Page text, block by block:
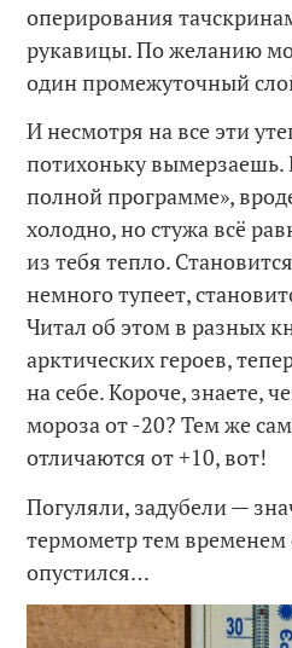
оперирования
рукавицы. По желанию
один промежуточный
И несмотря на все эти
потихоньку вымерзаешь.
полной программе»,
холодно, но стужа всё
из тебя тепло.
немного тупеет,
Читал об этом в разных
арктических героев,
на себе. Короче, знаете,
мороза от -20? Тем же
отличаются от +10, вот!
Погуляли, задубели —
термометр тем
опустился…